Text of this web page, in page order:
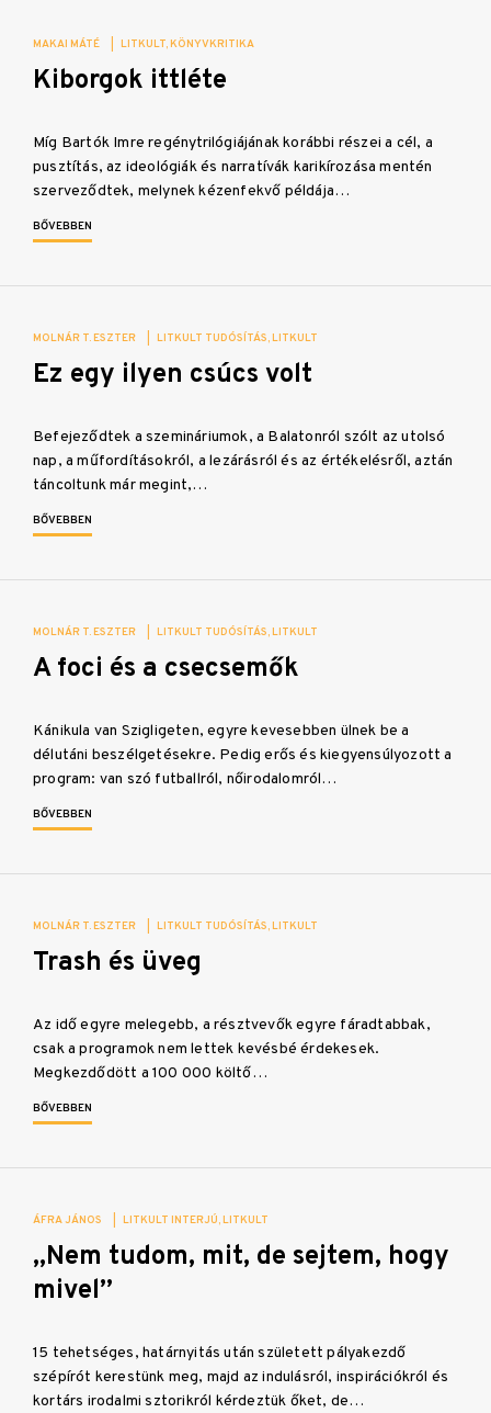
MAKAI MÁTÉ LITKULT KÖNYVKRITIKA
Kiborgok ittléte
Míg Bartók Imre regénytrilógiájának korábbi részei a cél, a
pusztítás, az ideológiák és narratívák karikírozása mentén
szerveződtek, melynek kézenfekvő példája…
BŐVEBBEN
MOLNÁR T. ESZTER LITKULT TUDÓSÍTÁS LITKULT
Ez egy ilyen csúcs volt
Befejeződtek a szemináriumok, a Balatonról szólt az utolsó
nap, a műfordításokról, a lezárásról és az értékelésről, aztán
táncoltunk már megint,…
BŐVEBBEN
MOLNÁR T. ESZTER LITKULT TUDÓSÍTÁS LITKULT
A foci és a csecsemők
Kánikula van Szigligeten, egyre kevesebben ülnek be a
délutáni beszélgetésekre. Pedig erős és kiegyensúlyozott a
program: van szó futballról, nőirodalomról…
BŐVEBBEN
MOLNÁR T. ESZTER LITKULT TUDÓSÍTÁS LITKULT
Trash és üveg
Az idő egyre melegebb, a résztvevők egyre fáradtabbak,
csak a programok nem lettek kevésbé érdekesek.
Megkezdődött a 100 000 költő…
BŐVEBBEN
ÁFRA JÁNOS LITKULT INTERJÚ LITKULT
„Nem tudom, mit, de sejtem, hogy
mivel”
15 tehetséges, határnyitás után született pályakezdő
szépírót kerestünk meg, majd az indulásról, inspirációkról és
kortárs irodalmi sztorikról kérdeztük őket, de…